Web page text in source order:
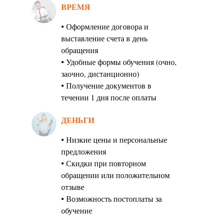
ВРЕМЯ
• Оформление договора и
выставление счета в день
обращения
• Удобные формы обучения (очно,
заочно, дистанционно)
• Получение документов в
течении 1 дня после оплаты
ДЕНЬГИ
• Низкие цены и персональные
предложения
• Скидки при повторном
обращении или положительном
отзыве
• Возможность постоплаты за
обучение